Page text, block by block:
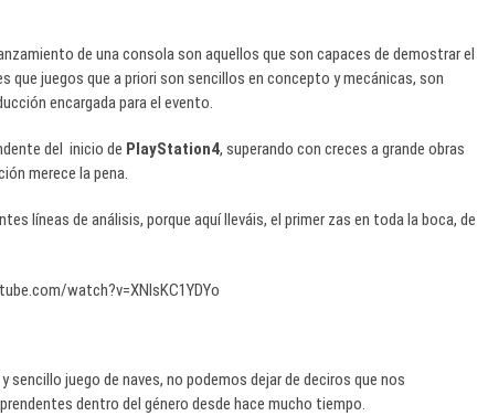
de una consola son aquellos que son capaces de demostrar el
que juegos que a priori son sencillos en concepto y mecánicas, son
encargada para el evento.
del inicio de PlayStation4, superando con creces a grande obras
merece la pena.
líneas de análisis, porque aquí lleváis, el primer zas en toda la boca, de
watch?v=XNIsKC1YDYo
sencillo juego de naves, no podemos dejar de deciros que nos
dentro del género desde hace mucho tiempo.